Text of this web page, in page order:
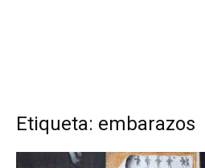
Etiqueta: embarazos